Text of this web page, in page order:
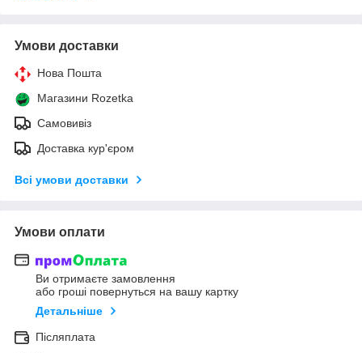
Умови доставки
Нова Пошта
Магазини Rozetka
Самовивіз
Доставка кур'єром
Всі умови доставки
Умови оплати
Ви отримаєте замовлення
або гроші повернуться на вашу картку
Детальніше
Післяплата